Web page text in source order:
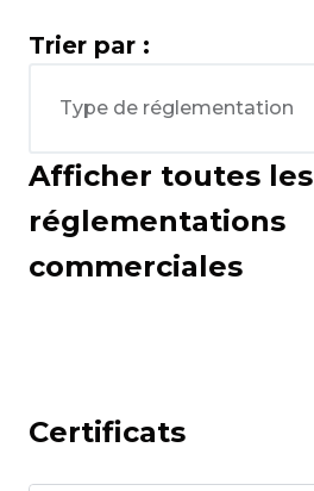
Trier par :
Afficher toutes les
réglementations
commerciales
Certificats